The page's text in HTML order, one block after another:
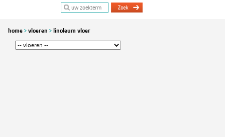
home vloeren linoleum vloer